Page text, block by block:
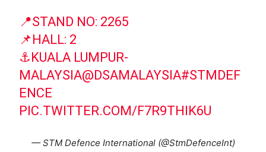
📍STAND NO: 2265
📌HALL: 2
⚓KUALA LUMPUR-
MALAYSIA@DSAMALAYSIA#STMDEF
ENCE
PIC.TWITTER.COM/F7R9THIK6U
— STM Defence International (@StmDefenceInt)